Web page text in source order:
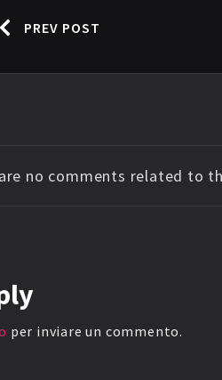
PREV POST
no comments related to
per inviare un commento.